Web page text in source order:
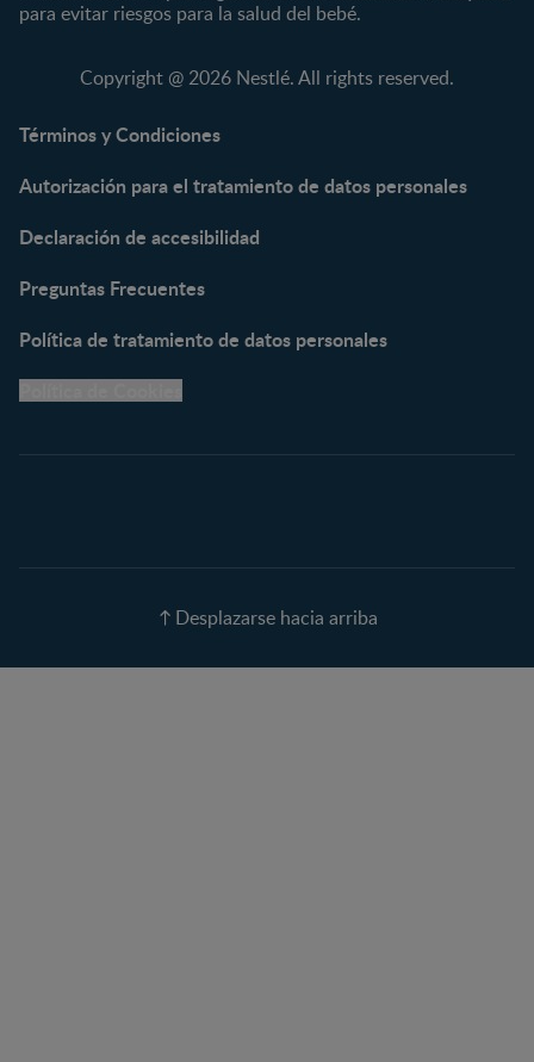
NAN® 3
NAN® Optipro® 3
NAN® Supreme 3
NESTUM®
NESCARE®
Herramientas
Calculadora de color de
para evitar riesgos para la salud del bebé.
Copyright @ 2026 Nestlé. All rights reserved.
Términos y Condiciones
Autorización para el tratamiento de datos personales
Declaración de accesibilidad
Preguntas Frecuentes
Política de tratamiento de datos personales
Desplazarse hacia arriba